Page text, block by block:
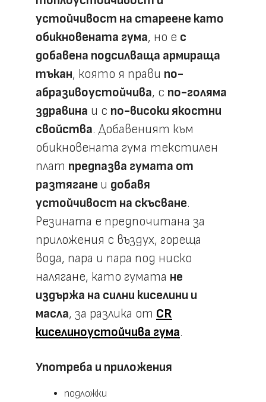
устойчивост на стареене като
обикновената гума, но е с
добавена подсилваща армираща
тъкан, която я прави по-
абразивоустойчива, с по-голяма
здравина и с по-високи якостни
свойства. Добавеният към
обикновената гума текстилен
плат предпазва гумата от
разтягане и добавя
устойчивост на скъсване.
Резината е предпочитана за
приложения с въздух, гореща
вода, пара и пара под ниско
налягане, като гумата не
издържа на силни киселини и
масла, за разлика от CR
киселиноустойчива гума.
Употреба и приложения
подложки